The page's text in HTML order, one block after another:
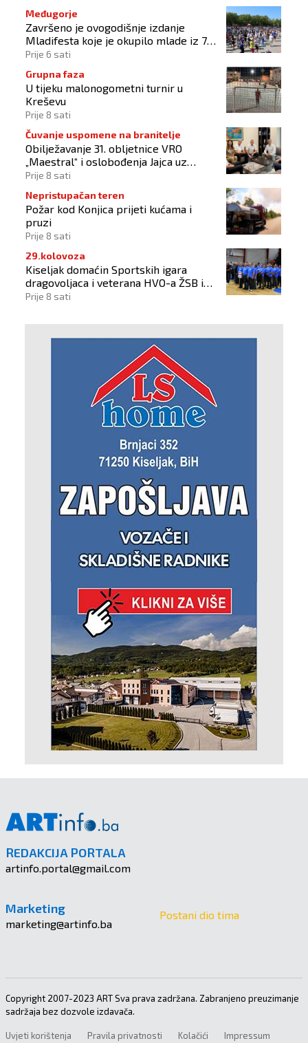
Međugorje
Završeno je ovogodišnje izdanje
Mladifesta koje je okupilo mlade iz 73
zemlje svijeta
Prije 6 sati
Grupna faza
U tijeku malonogometni turnir u
Kreševu
Prije 8 sati
Čuvanje uspomene na branitelje
Obilježavanje 31. obljetnice VRO
„Maestral“ i oslobođenja Jajca uz
pokroviteljstvo HNS-a BiH
Prije 8 sati
Nepristupačan teren
Požar kod Konjica prijeti kućama i
pruzi
Prije 8 sati
29.kolovoza
Kiseljak domaćin Sportskih igara
dragovoljaca i veterana HVO-a ŽSB i
Dana branitelja
Prije 8 sati
REDAKCIJA PORTALA
artinfo.portal@gmail.com
Marketing
marketing@artinfo.ba
Postani dio tima
Copyright 2007-2023 ART Sva prava zadržana. Zabranjeno preuzimanje
sadržaja bez dozvole izdavača.
Uvjeti korištenja Pravila privatnosti Kolačići Impressum